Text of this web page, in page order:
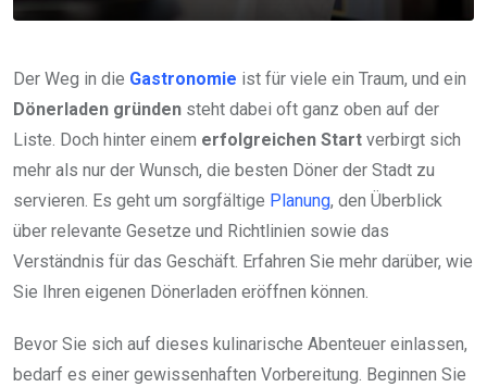
Der Weg in die Gastronomie ist für viele ein Traum, und ein
Dönerladen gründen steht dabei oft ganz oben auf der
Liste. Doch hinter einem erfolgreichen Start verbirgt sich
mehr als nur der Wunsch, die besten Döner der Stadt zu
servieren. Es geht um sorgfältige Planung, den Überblick
über relevante Gesetze und Richtlinien sowie das
Verständnis für das Geschäft. Erfahren Sie mehr darüber, wie
Sie Ihren eigenen Dönerladen eröffnen können.
Bevor Sie sich auf dieses kulinarische Abenteuer einlassen,
bedarf es einer gewissenhaften Vorbereitung. Beginnen Sie